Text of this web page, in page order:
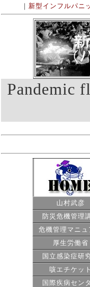
｜ 新型インフルパニ
Pandemic
山村武彦
防災危機管理
危機管理マニュ
厚生労働省
国立感染症研
咳エチケット
国際疾病セン